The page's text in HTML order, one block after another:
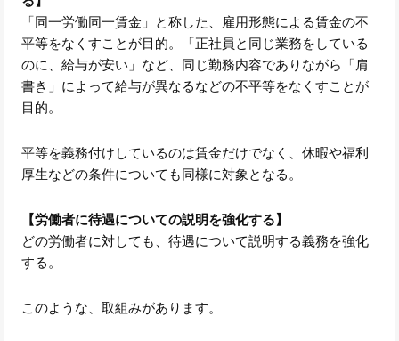
「同一労働同一賃金」と称した、雇用形態による賃金の不
平等をなくすことが目的。「正社員と同じ業務をしている
のに、給与が安い」など、同じ勤務内容でありながら「肩
書き」によって給与が異なるなどの不平等をなくすことが
目的。
平等を義務付けしているのは賃金だけでなく、休暇や福利
厚生などの条件についても同様に対象となる。
【労働者に待遇についての説明を強化する】
どの労働者に対しても、待遇について説明する義務を強化
する。
このような、取組みがあります。